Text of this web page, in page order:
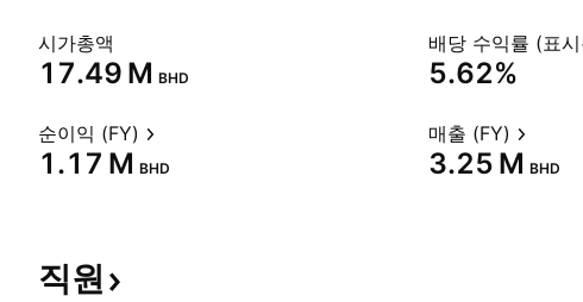
시가총액
‪17.49 M‬ BHD
배당 수익률 (표
5.62%
순이익 (FY)
‪1.17 M‬ BHD
매출 (FY)
‪3.25 M‬ BHD
직원